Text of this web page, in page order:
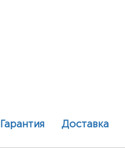
Гарантия Доставка